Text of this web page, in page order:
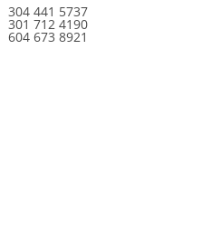
304 441 5737
301 712 4190
604 673 8921